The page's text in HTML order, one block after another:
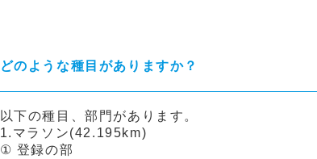
どのような種目がありますか？
以下の種目、部門があります。
1.マラソン(42.195km)
① 登録の部